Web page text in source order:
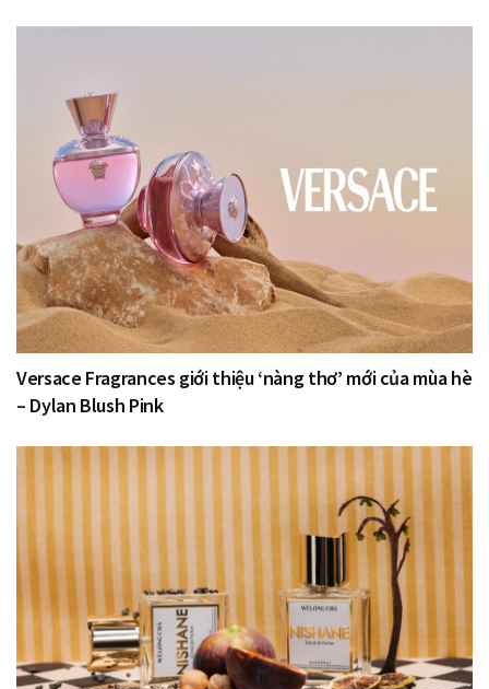
Versace Fragrances giới thiệu ‘nàng thơ’ mới của mùa hè
– Dylan Blush Pink